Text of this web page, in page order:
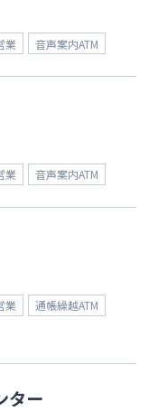
業 音声案内ATM
業 音声案内ATM
業
通帳繰越ATM
ター